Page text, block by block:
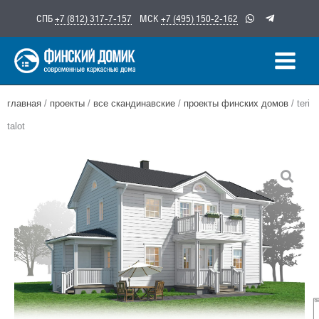
содержимому
СПБ+7 (812) 317-7-157 МСК +7 (495) 150-2-162
главная / проекты / все скандинавские / проекты финских домов / teri
talot